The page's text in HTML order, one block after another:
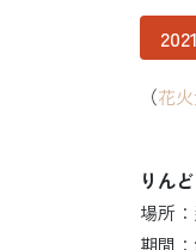
（花
りん
場所
期間